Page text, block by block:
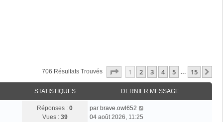
706 Résultats Trouvés Page Sur15
1 2 3 4 5 … 15
STATISTIQUES DERNIER MESSAGE
Réponses : 0
Vues : 39
par brave.owl652
04 août 2026, 11:25